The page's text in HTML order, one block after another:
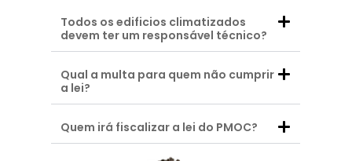
Todos os edificios climatizados
devem ter um responsável técnico?
Qual a multa para quem não cumprir
a lei?
Quem irá fiscalizar a lei do PMOC?